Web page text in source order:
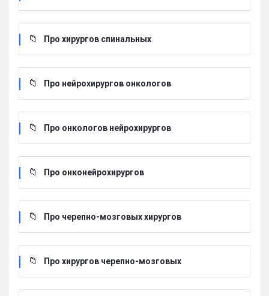
Про хирургов cпинальных
Про нейрохирургов онкологов
Про онкологов нейрохирургов
Про онконейрохирургов
Про черепно-мозговых хирургов
Про хирургов черепно-мозговых